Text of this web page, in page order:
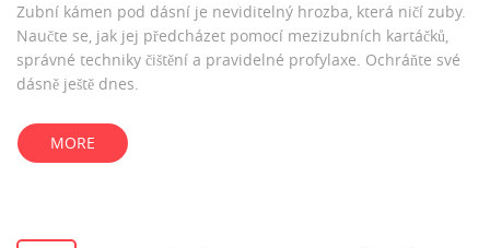
Zubní kámen pod dásní je neviditelný hrozba, která ničí zuby.
Naučte se, jak jej předcházet pomocí mezizubních kartáčků,
správné techniky čištění a pravidelné profylaxe. Ochráňte své
dásně ještě dnes.
MORE